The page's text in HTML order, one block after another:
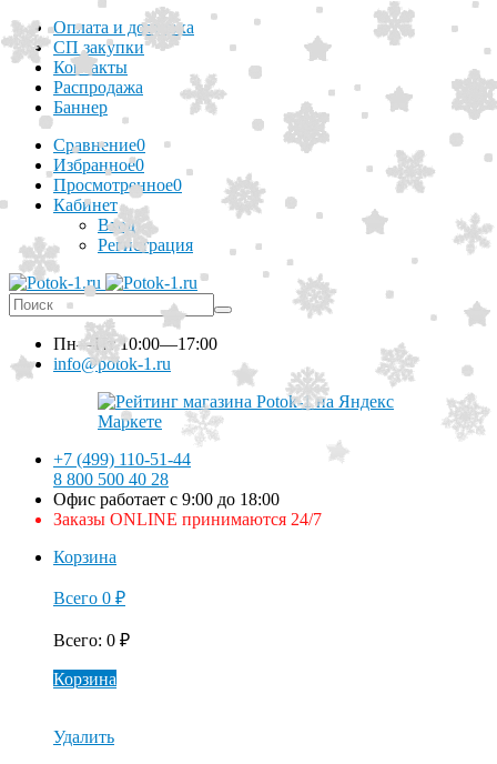
Оплата и доставка
СП закупки
Контакты
Распродажа
Баннер
Сравнение0
Избранное0
Просмотренное0
Кабинет
Вход
Регистрация
Пн—Пт10:00—17:00
info@potok-1.ru
+7 (499) 110-51-44
8 800 500 40 28
Офис работает с 9:00 до 18:00
Заказы ONLINE принимаются 24/7
Корзина
Всего 0 ₽
Всего: 0 ₽
Корзина
Удалить